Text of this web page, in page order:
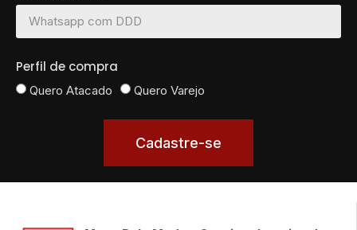
Perfil de compra
Quero Atacado Quero Varejo
Cadastre-se